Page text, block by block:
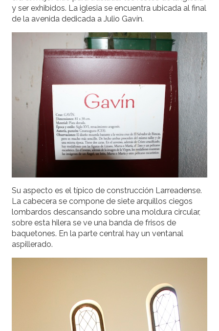
y ser exhibidos. La iglesia se encuentra ubicada al final
de la avenida dedicada a Julio Gavín.
Su aspecto es el típico de construcción Larreadense.
La cabecera se compone de siete arquillos ciegos
lombardos descansando sobre una moldura circular,
sobre esta hilera se ve una banda de frisos de
baquetones. En la parte central hay un ventanal
aspillerado.